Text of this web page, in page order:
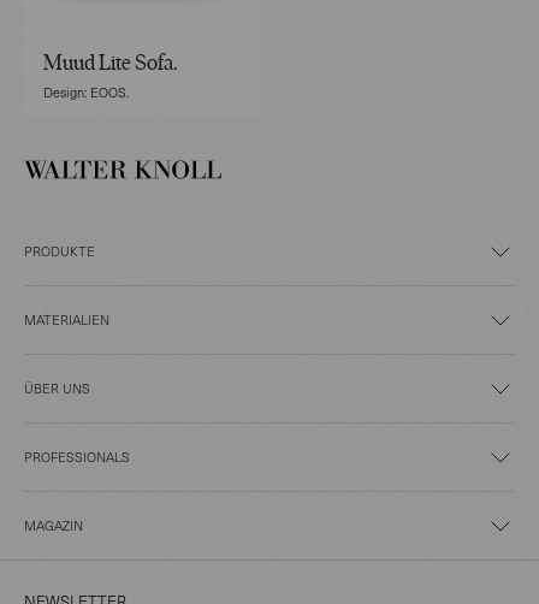
Muud Lite Sofa.
Design: EOOS.
PRODUKTE
MATERIALIEN
ÜBER UNS
PROFESSIONALS
MAGAZIN